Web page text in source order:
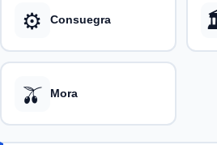
⚙️ Consuegra
🫒 Mora